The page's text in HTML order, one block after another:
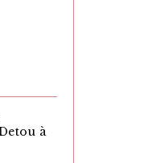
à